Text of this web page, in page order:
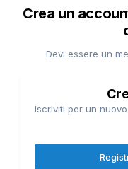
Crea un
Devi essere un
Iscriviti per un